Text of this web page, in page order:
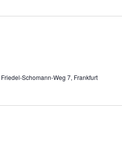
Friedel-Schomann-Weg 7, Frankfurt